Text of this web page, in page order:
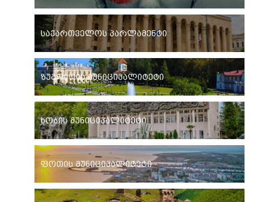
საქართველოს პარლამენტი
ზუგდიდის მუნიციპალიტეტი
ხობის მუნიციპალიტეტი
ფოთის მუნიციპალიტეტი